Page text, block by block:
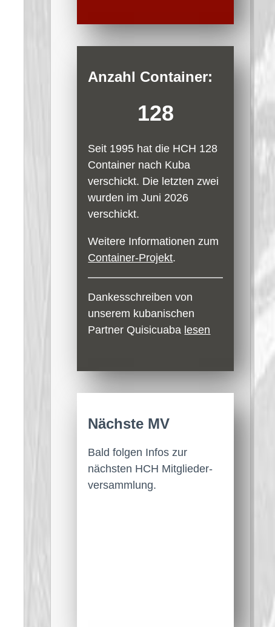
Anzahl Container:
128
Seit 1995 hat die HCH 128
Container nach Kuba
verschickt. Die letzten zwei
wurden im Juni 2026
verschickt.
Weitere Informationen zum
Container-Projekt.
Dankesschreiben von
unserem kubanischen
Partner Quisicuaba lesen
Nächste MV
Bald folgen Infos zur
nächsten HCH Mitglieder­
versammlung.